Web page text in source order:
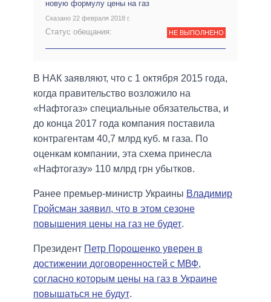
новую формулу цены на газ
Сказано 22 февраля 2018 г.
Статус обещания: НЕ ВЫПОЛНЕНО
В НАК заявляют, что с 1 октября 2015 года,
когда правительство возложило на
«Нафтогаз» специальные обязательства, и
до конца 2017 года компания поставила
контрагентам 40,7 млрд куб. м газа. По
оценкам компании, эта схема принесла
«Нафтогазу» 110 млрд грн убытков.
Ранее премьер-министр Украины Владимир
Гройсман заявил, что в этом сезоне
повышения цены на газ не будет.
Президент Петр Порошенко уверен в
достижении договоренностей с МВФ,
согласно которым цены на газ в Украине
повышаться не будут.